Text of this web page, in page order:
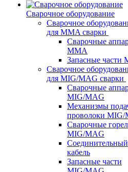
Сварочное оборудование
Сварочное
для MMA сварки
Сварочные
MMA
Запасные части
Сварочное
для MIG/MAG сварки
Сварочные
MIG/MAG
Механизмы
проволоки MIG/
Сварочные
MIG/MAG
Соединительный
кабель
Запасные части